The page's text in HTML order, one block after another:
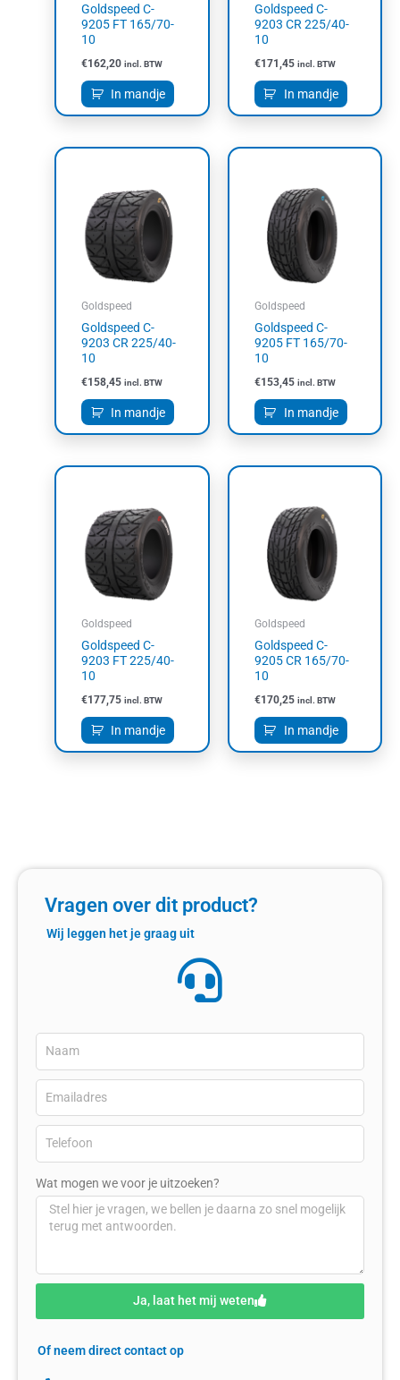
Goldspeed C-
9205 FT 165/70-
10
€162,20 incl. BTW
In mandje
Goldspeed C-
9203 CR 225/40-
10
€171,45 incl. BTW
In mandje
Goldspeed
Goldspeed C-
9203 CR 225/40-
10
€158,45 incl. BTW
In mandje
Goldspeed
Goldspeed C-
9205 FT 165/70-
10
€153,45 incl. BTW
In mandje
Goldspeed
Goldspeed C-
9203 FT 225/40-
10
€177,75 incl. BTW
In mandje
Goldspeed
Goldspeed C-
9205 CR 165/70-
10
€170,25 incl. BTW
In mandje
Vragen over dit product?
Wij leggen het je graag uit
Wat mogen we voor je uitzoeken?
Ja, laat het mij weten
Of neem direct contact op